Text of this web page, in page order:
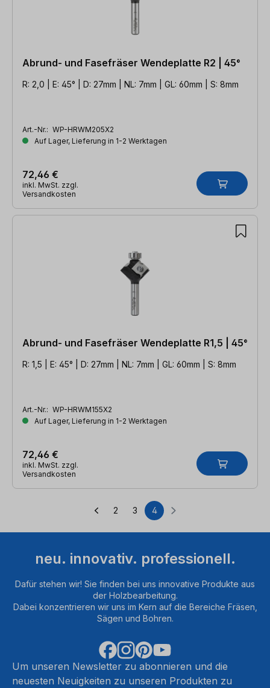
Abrund- und Fasefräser Wendeplatte R2 | 45°
R: 2,0 | E: 45° | D: 27mm | NL: 7mm | GL: 60mm | S: 8mm
Art.-Nr.: WP-HRWM205X2
Auf Lager, Lieferung in 1-2 Werktagen
72,46 €
inkl. MwSt. zzgl.
Versandkosten
Abrund- und Fasefräser Wendeplatte R1,5 | 45°
R: 1,5 | E: 45° | D: 27mm | NL: 7mm | GL: 60mm | S: 8mm
Art.-Nr.: WP-HRWM155X2
Auf Lager, Lieferung in 1-2 Werktagen
72,46 €
inkl. MwSt. zzgl.
Versandkosten
Seite
2 Seite
3 Seite
4
neu. innovativ. professionell.
Dafür stehen wir! Sie finden bei uns innovative Produkte aus
der Holzbearbeitung.
Dabei konzentrieren wir uns im Kern auf die Bereiche Fräsen,
Sägen und Bohren.
Um unseren Newsletter zu abonnieren und die
neuesten Neuigkeiten zu unseren Produkten zu